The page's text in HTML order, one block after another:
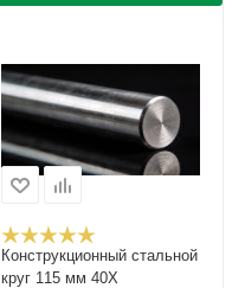
Конструкционный стальной
круг 115 мм 40Х